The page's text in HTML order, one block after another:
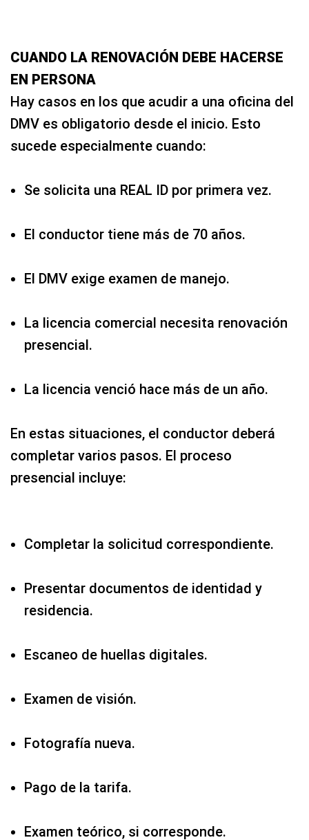
CUANDO LA RENOVACIÓN DEBE HACERSE
EN PERSONA
Hay casos en los que acudir a una oficina del
DMV es obligatorio desde el inicio. Esto
sucede especialmente cuando:
Se solicita una REAL ID por primera vez.
El conductor tiene más de 70 años.
El DMV exige examen de manejo.
La licencia comercial necesita renovación
presencial.
La licencia venció hace más de un año.
En estas situaciones, el conductor deberá
completar varios pasos. El proceso
presencial incluye:
Completar la solicitud correspondiente.
Presentar documentos de identidad y
residencia.
Escaneo de huellas digitales.
Examen de visión.
Fotografía nueva.
Pago de la tarifa.
Examen teórico, si corresponde.